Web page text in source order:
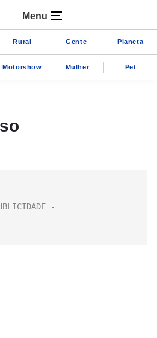
Menu
Rural Gente Planeta
Motorshow Mulher Pet